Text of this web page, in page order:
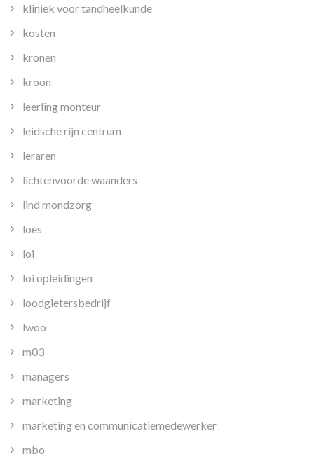
kliniek voor tandheelkunde
kosten
kronen
kroon
leerling monteur
leidsche rijn centrum
leraren
lichtenvoorde waanders
lind mondzorg
loes
loi
loi opleidingen
loodgietersbedrijf
lwoo
m03
managers
marketing
marketing en communicatiemedewerker
mbo